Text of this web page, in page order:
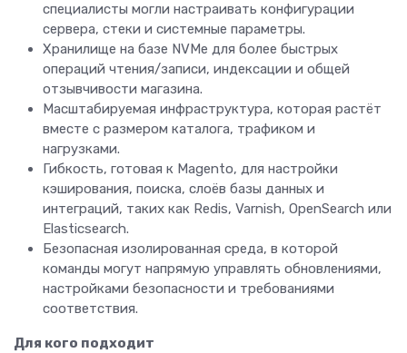
специалисты могли настраивать конфигурации
сервера, стеки и системные параметры.
Хранилище на базе NVMe для более быстрых
операций чтения/записи, индексации и общей
отзывчивости магазина.
Масштабируемая инфраструктура, которая растёт
вместе с размером каталога, трафиком и
нагрузками.
Гибкость, готовая к Magento, для настройки
кэширования, поиска, слоёв базы данных и
интеграций, таких как Redis, Varnish, OpenSearch или
Elasticsearch.
Безопасная изолированная среда, в которой
команды могут напрямую управлять обновлениями,
настройками безопасности и требованиями
соответствия.
Для кого подходит